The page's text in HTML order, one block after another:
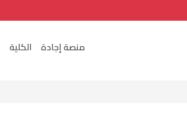
منصة إجادة الكلية